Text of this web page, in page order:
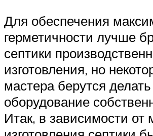
Для обеспечения
герметичности лучше
септики
изготовления, но
мастера берутся
оборудование
Итак, в зависимости от